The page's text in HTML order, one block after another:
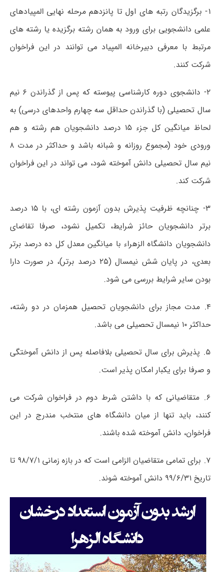
۱- برگزیدگان رتبه های اول تا پانزدهم مرحله نهایی المپیادهای
علمی دانشجویی برای ورود به همان رشته برگزیده یا رشته های
مرتبط با معرفی دبیرخانه المپیاد می توانند در این فراخوان
شرکت کنند.
۲- دانشجوی دوره کارشناسی پیوسته که پس از گذراندن ۶ نیم
سال تحصیلی (با گذراندن حداقل سه چهارم واحدهای درسی) به
لحاظ میانگین کل جزء ۱۵ درصد دانشجویان هم رشته و هم
ورودی خود (مجموع روزانه و شبانه باشد و حداکثر در مدت ۸
نیم سال تحصیلی دانش آموخته شود، می تواند در این فراخوان
شرکت کند.
۳- چنانچه ظرفیت پذیرش بدون آزمون رشته ای، با ۱۵ درصد
برتر دانشجویان حائز شرایط، تکمیل نشود، صرفا تقاضای
دانشجویان دانشگاه الزهراء با میانگین معدل کل ده درصد برتر
بعدی، در پایان شش نیمسال (۲۵ درصد برتر)، در صورت دارا
بودن سایر شرایط بررسی می شود.
۴. مدت مجاز برای دانشجویان تحصیل همزمان در دو رشته،
حداکثر ۱۰ نیمسال تحصیلی می باشد.
۵. پذیرش برای سال تحصیلی بلافاصله پس از دانش آموختگی
و صرفا برای یکبار امکان پذیر است.
۶. متقاضیانی که با داشتن شرط دوم در فراخوان شرکت می
کنند، باید تنها از میان دانشگاه های منتخب مندرج در این
فراخوان، دانش آموخته شده باشند.
۷. برای تمامی متقاضیان الزامی است که در بازه زمانی ۹۸/۷/۱ تا
تاریخ ۹۹/۶/۳۱ دانش آموخته شوند.